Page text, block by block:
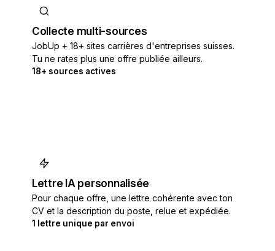
Collecte multi-sources
JobUp + 18+ sites carrières d'entreprises suisses.
Tu ne rates plus une offre publiée ailleurs.
18+ sources actives
Lettre IA personnalisée
Pour chaque offre, une lettre cohérente avec ton
CV et la description du poste, relue et expédiée.
1 lettre unique par envoi